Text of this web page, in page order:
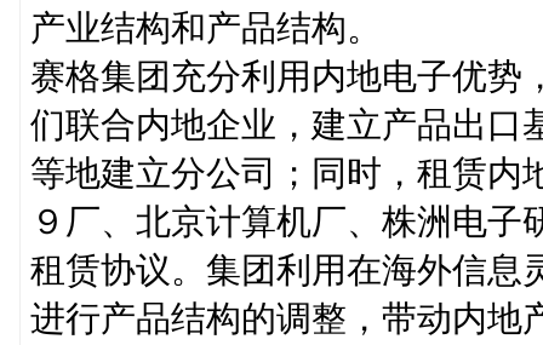
产业结构和产品结构。
赛格集团充分利用内地电子优
们联合内地企业，建立产品出口
等地建立分公司；同时，租赁内
９厂、北京计算机厂、株洲电
租赁协议。集团利用在海外信息
进行产品结构的调整，带动内地